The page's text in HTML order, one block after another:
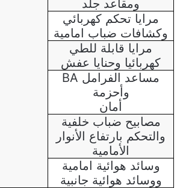
ومقاعد جلد
مرايا تحكم كهربائي
وكشافات ضباب امامية
مرايا قابلة للطي
كهربائيا وحنايا عفش
مساعد الفرامل BA
وأحزمة
أمان
مصابيح ضباب خلفية
والتحكم بارتفاع الأنوار
الأمامية
وسائد هوائية امامية
ووسائد هوائية جانبية